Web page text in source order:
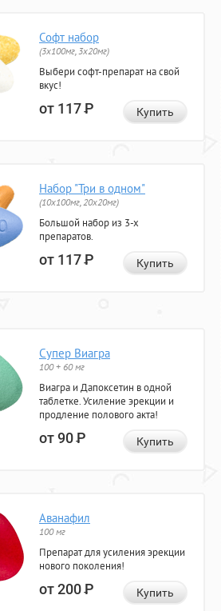
Софт набор
(3x100мг, 3x20мг)
Выбери софт-препарат на свой
вкус!
от 117Р Купить
Набор "Три в одном"
(10x100мг, 20x20мг)
Большой набор из 3-х
препаратов.
от 117Р Купить
Супер Виагра
100 + 60 мг
Виагра и Дапоксетин в одной
таблетке. Усиление эрекции и
продление полового акта!
от 90Р Купить
Аванафил
100 мг
Препарат для усиления эрекции
нового поколения!
от 200Р Купить